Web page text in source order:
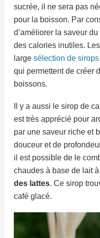
sucrée, il ne sera pas
pour la boisson. Par
d’améliorer la saveur
des calories inutiles.
large sélection de sirops
qui permettent de créer
boissons.
Il y a aussi le sirop de
est très apprécié pour
par une saveur riche et
douceur et de
il est possible de le
chaudes à base de lait à
des lattes. Ce sirop
café glacé.